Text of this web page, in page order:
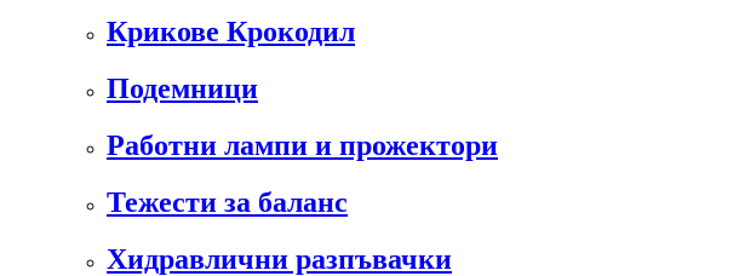
Крикове Крокодил
Подемници
Работни лампи и прожектори
Тежести за баланс
Хидравлични разпъвачки